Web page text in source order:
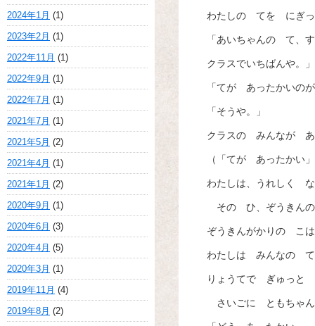
わたしの てを にぎっ
「あいちゃんの て、
クラスでいちばんや。」
「てが あったかいの
「そうや。」
クラスの みんなが
（「てが あったかい
わたしは、うれしく
その ひ、ぞうきん
ぞうきんがかりの
わたしは みんなの
りょうてで ぎゅっと
さいごに ともちゃ
2024年1月 (1)
2023年2月 (1)
2022年11月 (1)
2022年9月 (1)
2022年7月 (1)
2021年7月 (1)
2021年5月 (2)
2021年4月 (1)
2021年1月 (2)
2020年9月 (1)
2020年6月 (3)
2020年4月 (5)
2020年3月 (1)
2019年11月 (4)
2019年8月 (2)